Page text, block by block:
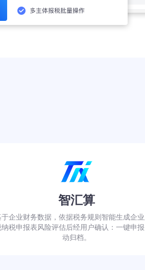
智汇算
于企业财务数据，依据税务规则智能生成企
纳税申报表风险评估后经用户确认：一键申报
动归档。